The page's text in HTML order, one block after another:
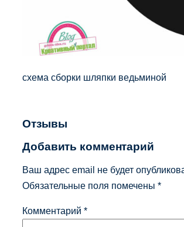
схема сборки шляпки ведьминой
Отзывы
Добавить комментарий
Ваш адрес email не будет
Обязательные поля помечены *
Комментарий *